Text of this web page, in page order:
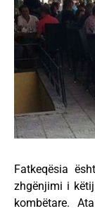
Fatkeqësia
zhgënjimi i
kombëtare.